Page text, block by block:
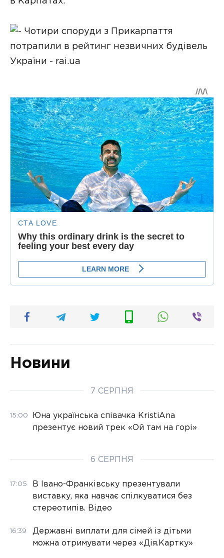
Новини
7 СЕРПНЯ
15:00
Юна українська співачка KristiAna
презентує новий трек «Ой там на горі»
6 СЕРПНЯ
17:05
В Івано-Франківську презентували
виставку, яка навчає спілкуватися без
стереотипів. Відео
16:39
Державні виплати для сімей із дітьми
можна отримувати через «Дія.Картку»